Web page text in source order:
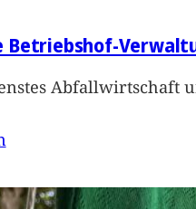
Betriebshof-
Abfallwirtschaft